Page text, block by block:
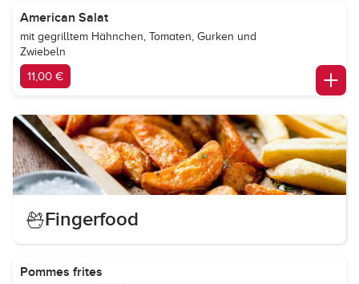
American Salat
mit gegrilltem Hähnchen, Tomaten, Gurken und
Zwiebeln
11,00 €
Fingerfood
Pommes frites